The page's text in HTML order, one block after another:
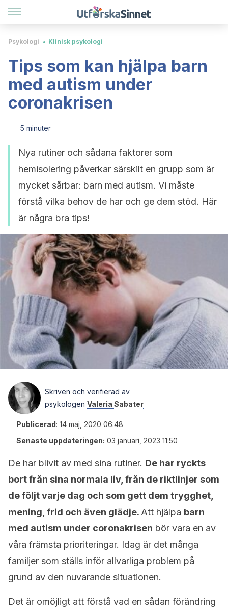
Psykologi Klinisk psykologi
Tips som kan hjälpa barn
med autism under
coronakrisen
5 minuter
Nya rutiner och sådana faktorer som
hemisolering påverkar särskilt en grupp som är
mycket sårbar: barn med autism. Vi måste
förstå vilka behov de har och ge dem stöd. Här
är några bra tips!
Skriven och verifierad av
psykologen Valeria Sabater
Publicerad: 14 maj, 2020 06:48
Senaste uppdateringen: 03 januari, 2023 11:50
De har blivit av med sina rutiner. De har ryckts
bort från sina normala liv, från de riktlinjer som
de följt varje dag och som gett dem trygghet,
mening, frid och även glädje. Att hjälpa barn
med autism under coronakrisen bör vara en av
våra främsta prioriteringar. Idag är det många
familjer som ställs inför allvarliga problem på
grund av den nuvarande situationen.
Det är omöjligt att förstå vad en sådan förändring